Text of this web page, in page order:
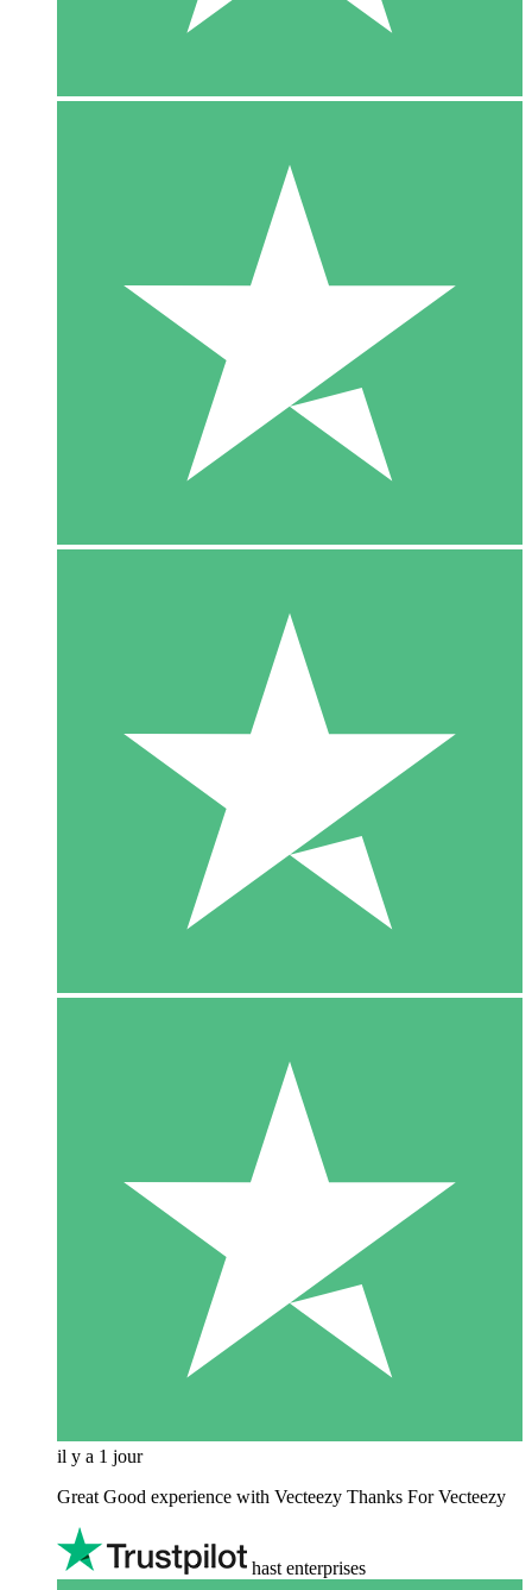
il y a 1 jour
Great Good experience with Vecteezy Thanks For Vecteezy
hast enterprises